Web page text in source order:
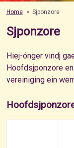
Home Sjponzore
Sjponzore
Hiej-ónger vindj
Hoofdsjponzore
vereiniging ein